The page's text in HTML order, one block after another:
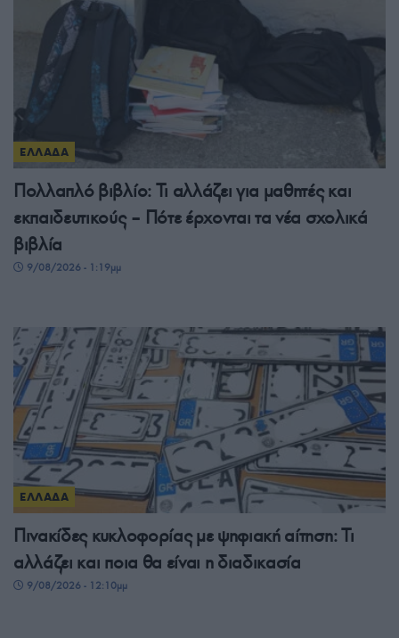
ΕΛΛΑΔΑ
Πολλαπλό βιβλίο: Τι αλλάζει για μαθητές και
εκπαιδευτικούς – Πότε έρχονται τα νέα σχολικά
βιβλία
9/08/2026 - 1:19μμ
ΕΛΛΑΔΑ
Πινακίδες κυκλοφορίας με ψηφιακή αίτηση: Τι
αλλάζει και ποια θα είναι η διαδικασία
9/08/2026 - 12:10μμ